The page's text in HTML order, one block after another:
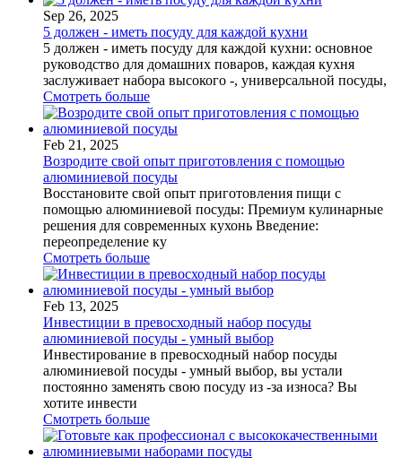
Sep 26, 2025
5 должен - иметь посуду для каждой кухни
5 должен - иметь посуду для каждой кухни: основное
руководство для домашних поваров, каждая кухня
заслуживает набора высокого -, универсальной посуды,
Смотреть больше
Feb 21, 2025
Возродите свой опыт приготовления с помощью
алюминиевой посуды
Восстановите свой опыт приготовления пищи с
помощью алюминиевой посуды: Премиум кулинарные
решения для современных кухонь Введение:
переопределение ку
Смотреть больше
Feb 13, 2025
Инвестиции в превосходный набор посуды
алюминиевой посуды - умный выбор
Инвестирование в превосходный набор посуды
алюминиевой посуды - умный выбор, вы устали
постоянно заменять свою посуду из -за износа? Вы
хотите инвести
Смотреть больше